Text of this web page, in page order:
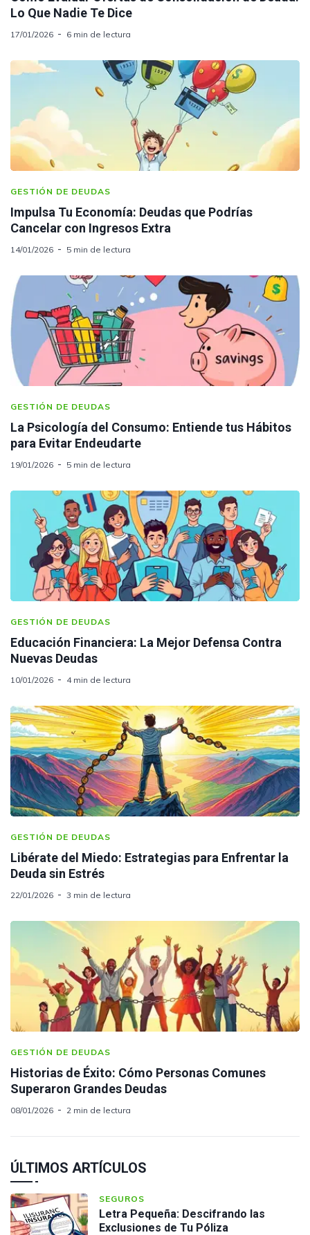
Lo Que Nadie Te Dice
17/01/2026 6 min de lectura
GESTIÓN DE DEUDAS
Impulsa Tu Economía: Deudas que Podrías
Cancelar con Ingresos Extra
14/01/2026 5 min de lectura
GESTIÓN DE DEUDAS
La Psicología del Consumo: Entiende tus Hábitos
para Evitar Endeudarte
19/01/2026 5 min de lectura
GESTIÓN DE DEUDAS
Educación Financiera: La Mejor Defensa Contra
Nuevas Deudas
10/01/2026 4 min de lectura
GESTIÓN DE DEUDAS
Libérate del Miedo: Estrategias para Enfrentar la
Deuda sin Estrés
22/01/2026 3 min de lectura
GESTIÓN DE DEUDAS
Historias de Éxito: Cómo Personas Comunes
Superaron Grandes Deudas
08/01/2026 2 min de lectura
ÚLTIMOS ARTÍCULOS
SEGUROS
Letra Pequeña: Descifrando las
Exclusiones de Tu Póliza